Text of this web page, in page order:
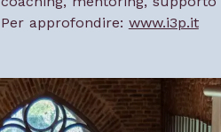
Per approfondire: www.i3p.it